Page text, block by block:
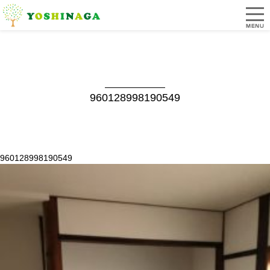
960128998190549
960128998190549